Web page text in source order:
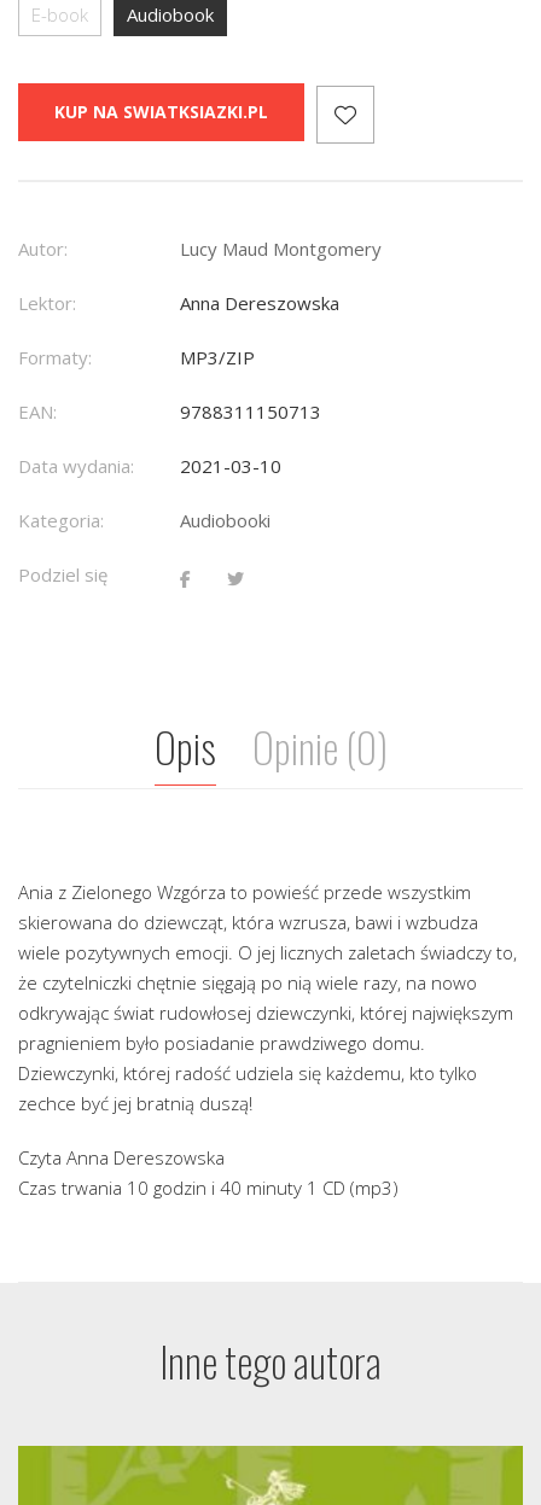
E-book Audiobook
KUP NA SWIATKSIAZKI.PL
Autor: Lucy Maud Montgomery
Lektor: Anna Dereszowska
Formaty: MP3/ZIP
EAN: 9788311150713
Data wydania: 2021-03-10
Kategoria: Audiobooki
Podziel się
Opis Opinie (0)
Ania z Zielonego Wzgórza to powieść przede wszystkim
skierowana do dziewcząt, która wzrusza, bawi i wzbudza
wiele pozytywnych emocji. O jej licznych zaletach świadczy to,
że czytelniczki chętnie sięgają po nią wiele razy, na nowo
odkrywając świat rudowłosej dziewczynki, której największym
pragnieniem było posiadanie prawdziwego domu.
Dziewczynki, której radość udziela się każdemu, kto tylko
zechce być jej bratnią duszą!
Czyta Anna Dereszowska
Czas trwania 10 godzin i 40 minuty 1 CD (mp3)
Inne tego autora